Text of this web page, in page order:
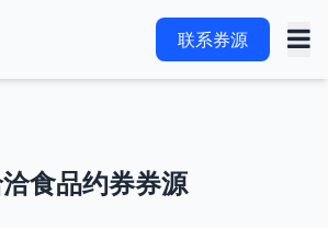
联系券源
食品约券券源